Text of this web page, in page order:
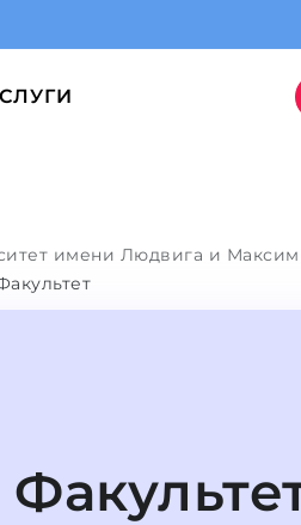
имени Людвига и